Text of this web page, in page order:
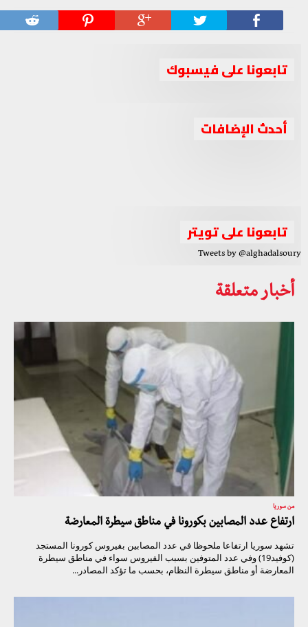
تابعونا على فيسبوك
أحدث الإضافات
“السلام والحرية” تلتقي “هيئة التنسيق” لمناقشة تطورات
الوضع السوري وتقديم الحلول
جبهة السلام والحرية تستنكر زج شعارها في أخبار تتعلق
تابعونا على تويتر
Tweets by @alghadalsoury
أخبار متعلقة
من سوريا
ارتفاع عدد المصابين بكورونا في مناطق سيطرة المعارضة
تشهد سوريا ارتفاعا ملحوظا في عدد المصابين بفيروس كورونا المستجد
(كوفيد19) وفي عدد المتوفين بسبب الفيروس سواء في مناطق سيطرة
المعارضة أو مناطق سيطرة النظام، بحسب ما تؤكد المصادر...